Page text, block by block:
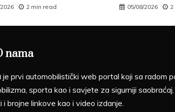
2 min read 05/08/2026
nama
je prvi automobilistički web portal koji sa radom
sporta kao i savjete za sigurniji
i brojne linkove kao i video izdanje.